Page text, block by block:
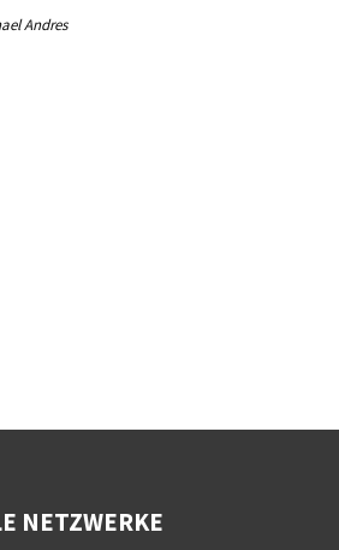
Andres
NETZWERKE